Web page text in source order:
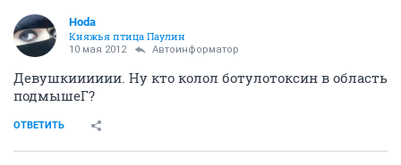
Hoda
Княжья птица Паулин
10 мая 2012 Автоинформатор
Девушкииииии. Ну кто колол ботулотоксин в область
подмышеГ?
ОТВЕТИТЬ